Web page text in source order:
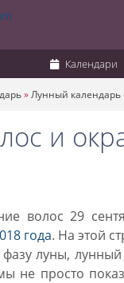
Календари
»Лунный календарь
и
волос 29
года. На этой
луны,
не просто